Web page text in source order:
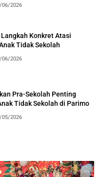
06/2026
Konkret Atasi
Tidak Sekolah
06/2026
Pra-Sekolah Penting
Tidak Sekolah di Parimo
05/2026